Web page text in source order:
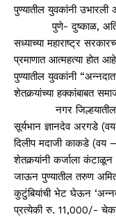
पुण्यातील युवकांनी उभारली
पुणे- दुष्काळ,
सध्याच्या महाराष्ट्र
प्रमाणात आत्महत्या होत
पुण्यातील युवकांनी
शेतकर्‍यांच्या हक्कांबाबत
नगर जिल्हयातील
सूर्यभान ज्ञानदेव अरगडे
दिलीप मदाजी काकडे (वय
शेतकर्‍यांनी कर्जाला
जाऊन पुण्यातील तरुण अमित
कुटुंबियांची भेट घेऊन
प्रत्येकी रु. 11,000/- चेकने